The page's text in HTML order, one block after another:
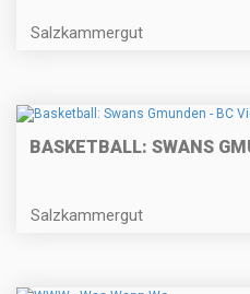
Salzkammergut
BASKETBALL: SWANS
Salzkammergut